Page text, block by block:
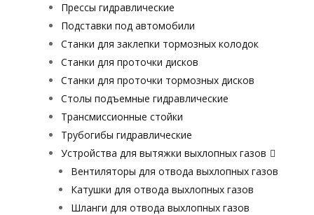
Прессы гидравлические
Подставки под автомобили
Станки для заклепки тормозных колодок
Станки для проточки дисков
Станки для проточки тормозных дисков
Столы подъемные гидравлические
Трансмиссионные стойки
Трубогибы гидравлические
Устройства для вытяжки выхлопных газов
Вентиляторы для отвода выхлопных газов
Катушки для отвода выхлопных газов
Шланги для отвода выхлопных газов